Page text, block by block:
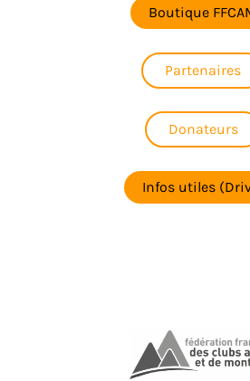
Boutique
Partenaires
Donateurs
Infos utiles